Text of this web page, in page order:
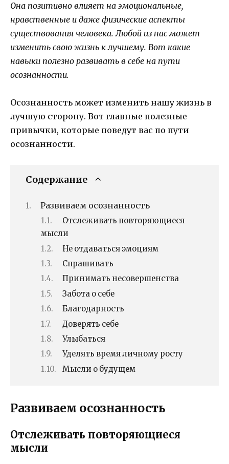
Она позитивно влияет на эмоциональные,
нравственные и даже физические аспекты
существования человека. Любой из нас может
изменить свою жизнь к лучшему. Вот какие
навыки полезно развивать в себе на пути
осознанности.
Осознанность может изменить нашу жизнь в
лучшую сторону. Вот главные полезные
привычки, которые поведут вас по пути
осознанности.
Содержание
Развиваем осознанность
Отслеживать повторяющиеся
мысли
Не отдаваться эмоциям
Спрашивать
Принимать несовершенства
Забота о себе
Благодарность
Доверять себе
Улыбаться
Уделять время личному росту
Мысли о будущем
Развиваем осознанность
Отслеживать повторяющиеся
мысли